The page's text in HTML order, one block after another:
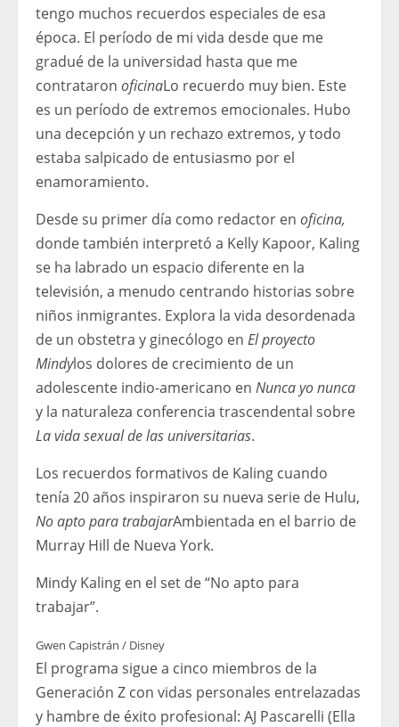
tengo muchos recuerdos especiales de esa
época. El período de mi vida desde que me
gradué de la universidad hasta que me
contrataron oficinaLo recuerdo muy bien. Este
es un período de extremos emocionales. Hubo
una decepción y un rechazo extremos, y todo
estaba salpicado de entusiasmo por el
enamoramiento.
Desde su primer día como redactor en oficina,
donde también interpretó a Kelly Kapoor, Kaling
se ha labrado un espacio diferente en la
televisión, a menudo centrando historias sobre
niños inmigrantes. Explora la vida desordenada
de un obstetra y ginecólogo en El proyecto
Mindylos dolores de crecimiento de un
adolescente indio-americano en Nunca yo nunca
y la naturaleza conferencia trascendental sobre
La vida sexual de las universitarias.
Los recuerdos formativos de Kaling cuando
tenía 20 años inspiraron su nueva serie de Hulu,
No apto para trabajarAmbientada en el barrio de
Murray Hill de Nueva York.
Mindy Kaling en el set de “No apto para
trabajar”.
Gwen Capistrán / Disney
El programa sigue a cinco miembros de la
Generación Z con vidas personales entrelazadas
y hambre de éxito profesional: AJ Pascarelli (Ella